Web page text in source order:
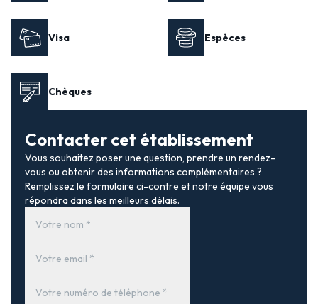
Visa Espèces
Chèques
Contacter cet établissement
Vous souhaitez poser une question, prendre un rendez-
vous ou obtenir des informations complémentaires ?
Remplissez le formulaire ci-contre et notre équipe vous
répondra dans les meilleurs délais.